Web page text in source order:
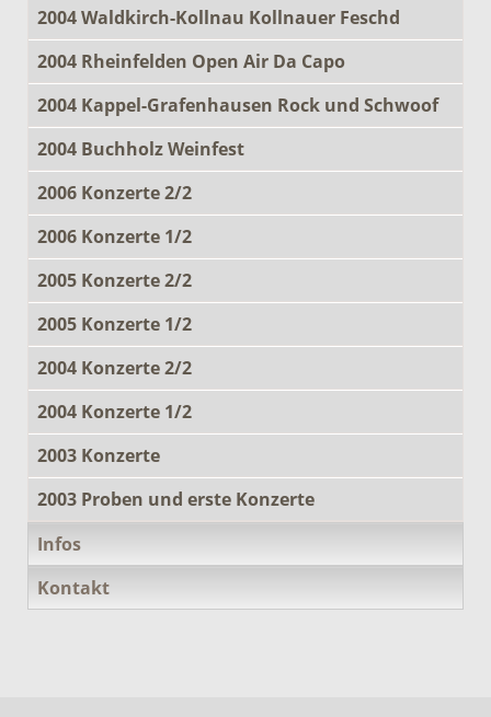
2004 Waldkirch-Kollnau Kollnauer Feschd
2004 Rheinfelden Open Air Da Capo
2004 Kappel-Grafenhausen Rock und Schwoof
2004 Buchholz Weinfest
2006 Konzerte 2/2
2006 Konzerte 1/2
2005 Konzerte 2/2
2005 Konzerte 1/2
2004 Konzerte 2/2
2004 Konzerte 1/2
2003 Konzerte
2003 Proben und erste Konzerte
Infos
Kontakt